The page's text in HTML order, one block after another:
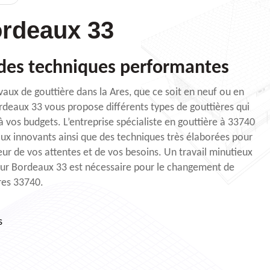
33
techniques performantes
de gouttière dans la Ares, que ce soit en neuf ou en
33 vous propose différents types de gouttières qui
budgets. L’entreprise spécialiste en gouttière à 33740
innovants ainsi que des techniques très élaborées pour
de vos attentes et de vos besoins. Un travail minutieux
Bordeaux 33 est nécessaire pour le changement de
33740.